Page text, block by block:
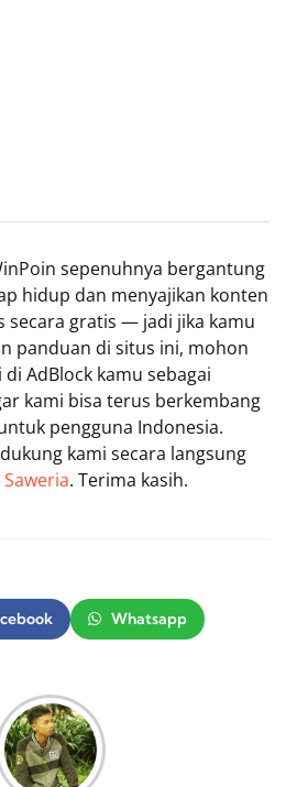
sepenuhnya bergantung
hidup dan menyajikan konten
secara gratis — jadi jika kamu
panduan di situs ini, mohon
AdBlock kamu sebagai
kami bisa terus berkembang
pengguna Indonesia.
kami secara langsung
Saweria. Terima kasih.
Whatsapp